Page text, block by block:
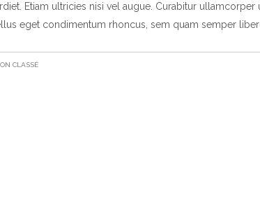
Etiam ultricies nisi vel augue. Curabitur ullamcorper
eget condimentum rhoncus, sem quam semper
CLASSÉ